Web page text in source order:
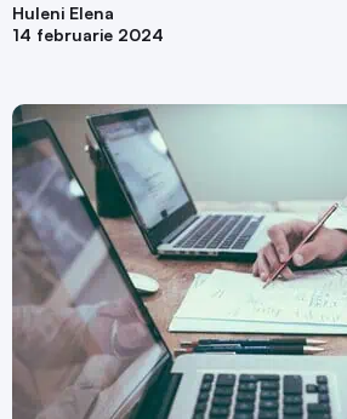
Huleni Elena
14 februarie 2024